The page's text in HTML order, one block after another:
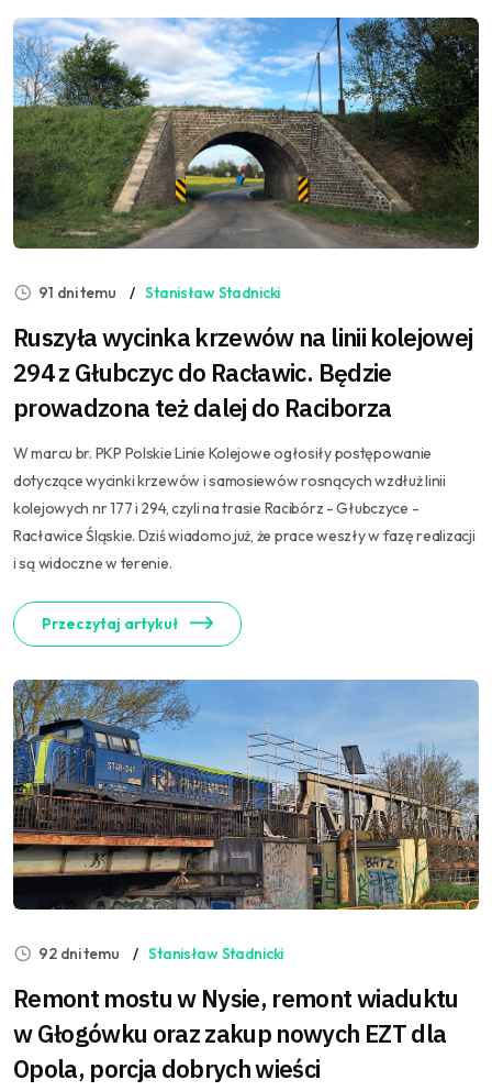
91 dni temu Stanisław Stadnicki
Ruszyła wycinka krzewów na linii kolejowej
294 z Głubczyc do Racławic. Będzie
prowadzona też dalej do Raciborza
W marcu br. PKP Polskie Linie Kolejowe ogłosiły postępowanie
dotyczące wycinki krzewów i samosiewów rosnących wzdłuż linii
kolejowych nr 177 i 294, czyli na trasie Racibórz - Głubczyce -
Racławice Śląskie. Dziś wiadomo już, że prace weszły w fazę realizacji
i są widoczne w terenie.
Przeczytaj artykuł
92 dni temu Stanisław Stadnicki
Remont mostu w Nysie, remont wiaduktu
w Głogówku oraz zakup nowych EZT dla
Opola, porcja dobrych wieści